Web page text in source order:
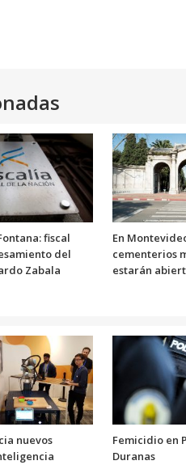
fiscal
del
Zabala
En
cementerios
estarán
nuevos
Femicidio en
Duranas